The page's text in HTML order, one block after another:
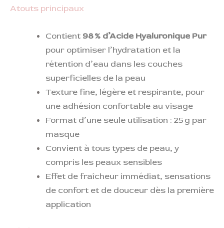
Atouts principaux
Contient 98 % d’Acide Hyaluronique Pur
pour optimiser l’hydratation et la
rétention d’eau dans les couches
superficielles de la peau
Texture fine, légère et respirante, pour
une adhésion confortable au visage
Format d’une seule utilisation : 25 g par
masque
Convient à tous types de peau, y
compris les peaux sensibles
Effet de fraîcheur immédiat, sensations
de confort et de douceur dès la première
application